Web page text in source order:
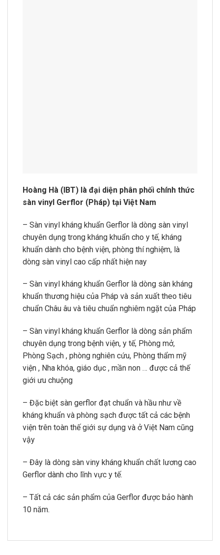
Hoàng Hà (IBT) là đại diện phân phối chính thức
sàn vinyl Gerflor (Pháp) tại Việt Nam
– Sàn vinyl kháng khuẩn Gerflor là dòng sàn vinyl
chuyên dụng trong kháng khuẩn cho y tế, kháng
khuẩn dành cho bệnh viện, phòng thí nghiệm, là
dòng sàn vinyl cao cấp nhất hiện nay
– Sàn vinyl kháng khuẩn Gerflor là dòng sàn kháng
khuẩn thương hiệu của Pháp và sản xuất theo tiêu
chuẩn Châu âu và tiêu chuẩn nghiêm ngặt của Pháp
– Sàn vinyl kháng khuẩn Gerflor là dòng sản phẩm
chuyên dụng trong bệnh viện, y tế, Phòng mở,
Phòng Sạch , phòng nghiên cứu, Phòng thẩm mỹ
viện , Nha khóa, giáo dục , mần non … được cả thế
giới ưu chuộng
– Đặc biệt sàn gerflor đạt chuẩn và hầu như về
kháng khuẩn và phòng sạch được tất cả các bệnh
viện trên toàn thế giới sự dụng và ở Việt Nam cũng
vậy
– Đây là dòng sàn viny kháng khuẩn chất lương cao
Gerflor dành cho lĩnh vực y tế.
– Tất cả các sản phẩm của Gerflor được bảo hành
10 năm.